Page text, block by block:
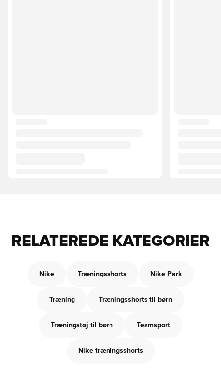
RELATEREDE KATEGORIER
Nike Træningsshorts Nike Park
Træning Træningsshorts til børn
Træningstøj til børn Teamsport
Nike træningsshorts